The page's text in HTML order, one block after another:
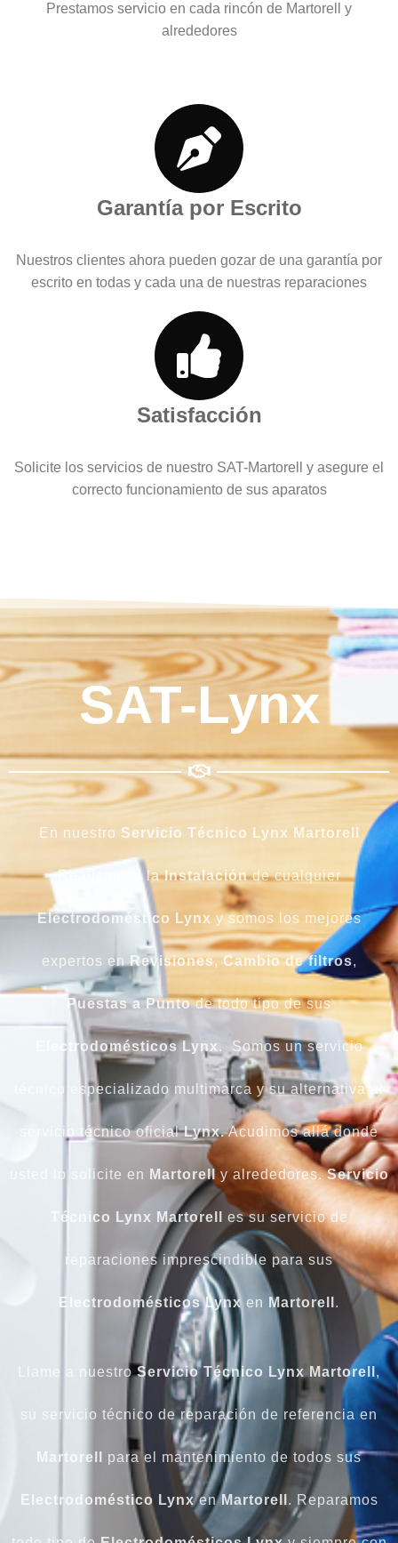
Prestamos servicio en cada rincón de Martorell y
alrededores
Garantía por Escrito
Nuestros clientes ahora pueden gozar de una garantía por
escrito en todas y cada una de nuestras reparaciones
Satisfacción
Solicite los servicios de nuestro SAT-Martorell y asegure el
correcto funcionamiento de sus aparatos
SAT-Lynx
En nuestro Servicio Técnico Lynx Martorell
Realizamos laInstalaciónde cualquier
Electrodoméstico Lynx y somos los mejores
expertos en Revisiones,Cambio de filtros,
Puestas a Puntode todo tipo de sus
Electrodomésticos Lynx. Somos un servicio
técnico especializado multimarca y su alternativa al
servicio técnico oficialLynx.Acudimos allá donde
usted lo solicite en Martorell y alrededores.Servicio
Técnico Lynx Martorell es su servicio de
reparaciones imprescindible para sus
Electrodomésticos Lynxen Martorell .
Llame a nuestroServicio Técnico Lynx Martorell ,
su servicio técnico de reparación de referencia en
Martorell para el mantenimiento de todos sus
Electrodoméstico Lynxen Martorell . Reparamos